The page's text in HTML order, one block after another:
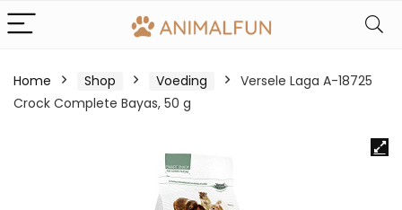
Home Shop Voeding
Versele Laga A-18725
Crock Complete Bayas, 50 g